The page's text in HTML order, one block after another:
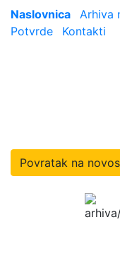
Naslovnica Arhiva
Potvrde
Kontakti
Povratak na